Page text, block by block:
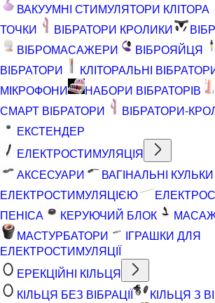
ВАКУУМНІ СТИМУЛЯТОРИ КЛІТОРА
ТОЧКИ
ВІБРАТОРИ КРОЛИКИ
ВІБРОМАСАЖЕРИ
ВІБРОЯЙЦЯ
ВІБРАТОРИ
КЛІТОРАЛЬНІ
МІКРОФОНИ
НАБОРИ ВІБРАТОРІВ
СМАРТ ВІБРАТОРИ
ВІБРАТОРИ-
ЕКСТЕНДЕР
ЕЛЕКТРОСТИМУЛЯЦІЯ
АКСЕСУАРИ
ВАГІНАЛЬНІ КУЛЬКИ
ЕЛЕКТРОСТИМУЛЯЦІЄЮ
ПЕНІСА
КЕРУЮЧИЙ БЛОК
МАСТУРБАТОРИ
ІГРАШКИ ДЛЯ
ЕЛЕКТРОСТИМУЛЯЦІЇ
ЕРЕКЦІЙНІ КІЛЬЦЯ
КІЛЬЦЯ БЕЗ ВІБРАЦІЇ
КІЛЬЦЯ З